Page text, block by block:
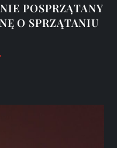
POSPRZĄTANY
O SPRZĄTANIU